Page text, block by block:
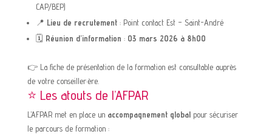
CAP/BEP)
📍 Lieu de recrutement: Point contact Est – Saint-André
🗓 Réunion d’information : 03 mars 2026 à 8h00
👉 La fiche de présentation de la formation est consultable auprès
de votre conseiller·ère.
⭐ Les atouts de l’AFPAR
L’AFPAR met en place un accompagnement globalpour sécuriser
le parcours de formation :